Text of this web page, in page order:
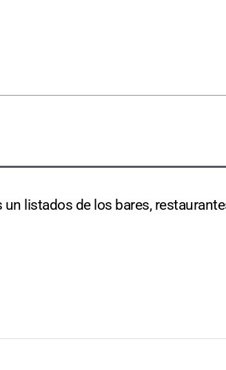
listados de los bares,